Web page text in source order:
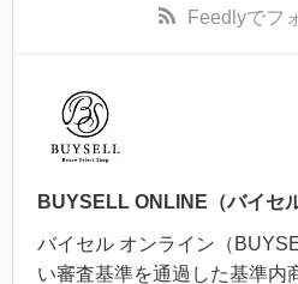
Feedlyでフ
BUYSELL ONLINE（バイセ
バイセル オンライン（
い審査基準を通過した基準内